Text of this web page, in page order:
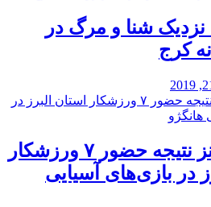
نزدیک شنا و مرگ در
کرج
۲ مدال برنز نتیجه حضور ۷ ورزشکار
در بازی‌های آسیایی